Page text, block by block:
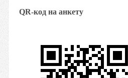
QR-код на анкету